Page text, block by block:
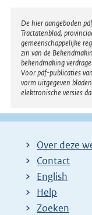
Disclaimer
De hier aangeboden
Tractatenblad,
gemeenschappelijke
zin van de
bekendmaking
Voor pdf-publicaties
vorm uitgegeven
elektronische versies
Over deze
Contact
English
Help
Zoeken